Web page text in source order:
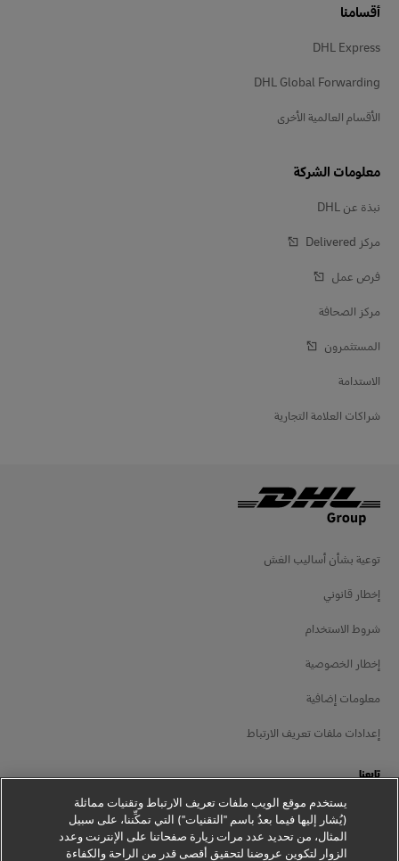
أقسامنا
DHL Express
DHL Global Forwarding
الأقسام العالمية الأخرى
معلومات الشركة
نبذة عن DHL
مركز Delivered‎
فرص عمل
مركز الصحافة
المستثمرون
الاستدامة
شراكات العلامة التجارية
توعية بشأن أساليب الغش
إخطار قانوني
شروط الاستخدام
إخطار الخصوصية
معلومات إضافية
إعدادات ملفات تعريف الارتباط
تابعنا
يستخدم موقع الويب ملفات تعريف الارتباط وتقنيات مماثلة
(يُشار إليها فيما بعدُ باسم "التقنيات") التي تمكِّننا، على سبيل
المثال، من تحديد عدد مرات زيارة صفحاتنا على الإنترنت وعدد
الزوار لتكوين عروضنا لتحقيق أقصى قدر من الراحة والكفاءة